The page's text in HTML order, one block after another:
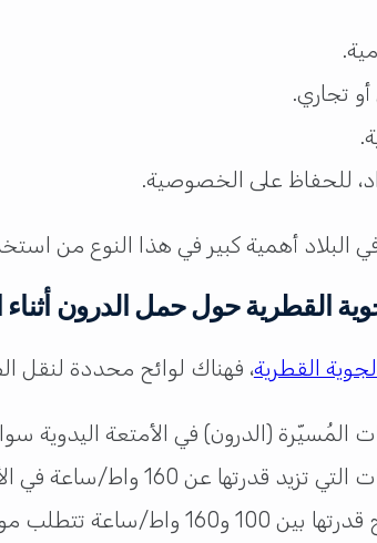
أو تجاري.
للحفاظ على الخصوصية.
البلاد أهمية كبير في هذا النوع من
القطرية حول حمل الدرون أثناء
القطرية، فهناك لوائح محددة لنقل
(الدرون) في الأمتعة اليدوية
ساعة في الأمتعة اليدوية أو الأمتعة المسجلة.
من الخطوط الجوية القطرية قبل السفر.